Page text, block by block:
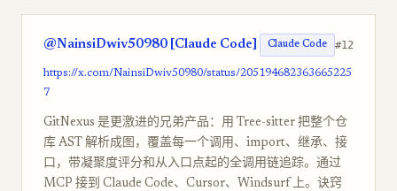
@NainsiDwiv50980 [Claude Code] Claude Code #12
https://x.com/NainsiDwiv50980/status/205194682363665225
7
GitNexus 是更激进的兄弟产品：用 Tree-sitter 把整个仓
库 AST 解析成图，覆盖每一个调用、import、继承、接
口，带凝聚度评分和从入口点起的全调用链追踪。通过
MCP 接到 Claude Code、Cursor、Windsurf 上。诀窍